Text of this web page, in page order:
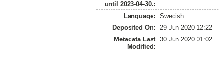
until 2023-04-30.:
Language:
Swedish
Deposited On:
29 Jun 2020 12:22
Metadata Last
Modified:
30 Jun 2020 01:02